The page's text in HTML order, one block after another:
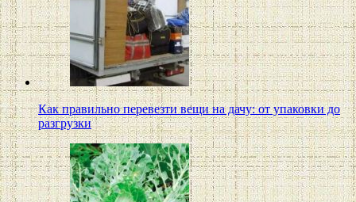
Как правильно перевезти вещи на дачу: от упаковки до
разгрузки